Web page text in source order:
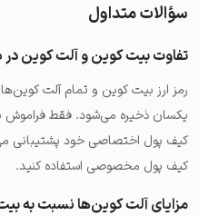
سؤالات متداول
تفاوت بیت کوین و آلت کوین
رمز ارز بیت کوین و تمام آلت
یکسان ذخیره می‌شود. فقط فراموش
کیف پول اختصاصی خود پشتیبانی
کیف پول مخصوصی استفاده کنید.
مزایای آلت کوین‌ها نسبت به